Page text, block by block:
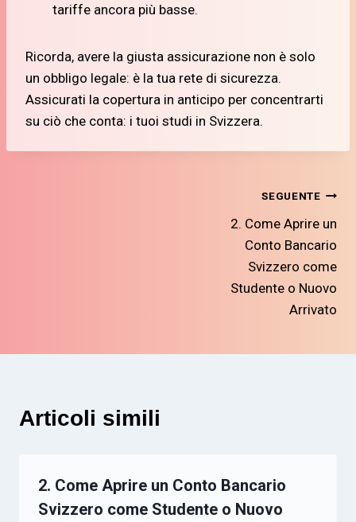
tariffe ancora più basse.
Ricorda, avere la giusta assicurazione non è solo
un obbligo legale: è la tua rete di sicurezza.
Assicurati la copertura in anticipo per concentrarti
su ciò che conta: i tuoi studi in Svizzera.
SEGUENTE
2. Come Aprire un
Conto Bancario
Svizzero come
Studente o Nuovo
Arrivato
Articoli simili
2. Come Aprire un Conto Bancario
Svizzero come Studente o Nuovo